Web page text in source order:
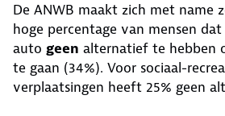
De ANWB maakt zich met name
hoge percentage van mensen
auto geen alternatief te hebben
te gaan (34%). Voor sociaal-
verplaatsingen heeft 25% geen